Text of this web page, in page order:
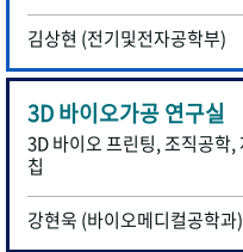
김상현 (전기및전자공학부)
3D 바이오가공 연구실
3D 바이오 프린팅, 조직공학
칩
강현욱 (바이오메디컬공학과)